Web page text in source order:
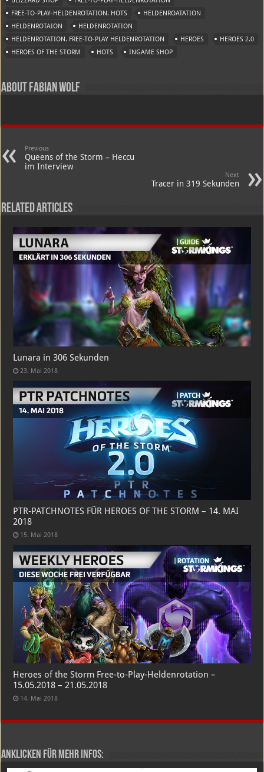
FREE-TO-PLAY-HELDENROTATION. HOTS
HELDENROATATION
HELDENROTAION
HELDENROTATION
HELDENROTATION. FREE-TO-PLAY HELDENROTATION
HEROES
HEROES 2.0
HEROES OF THE STORM
HOTS INGAME SHOP
About Fabian Wolf
Previous
Queens of the Storm – Heccu
im Interview
Next
Tracer in 319 Sekunden
Related Articles
Lunara in 306 Sekunden
23. Mai 2018
PTR-PATCHNOTES FÜR HEROES OF THE STORM – 14. MAI
2018
15. Mai 2018
Heroes of the Storm Free-to-Play-Heldenrotation –
15.05.2018 – 21.05.2018
14. Mai 2018
Anklicken für mehr Infos: